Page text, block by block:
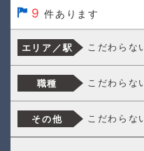
9 件あります
エリア／駅 こだわらな
職種 こだわらな
その他 こだわらな